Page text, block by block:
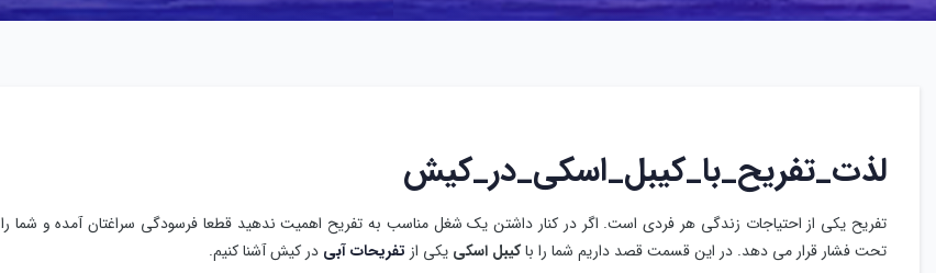
لذت_تفریح_با_کیبل_اسکی_در_کیش
تفریح یکی از احتیاجات زندگی هر فردی است. اگر در کنار داشتن یک شغل مناسب به تفریح اهمیت ندهید قطعا فرسودگی سراغتان آمده و شما را
تحت فشار قرار می دهد. در این قسمت قصد داریم شما را باکیبل اسکی یکی از تفریحات آبی در کیش آشنا کنیم.